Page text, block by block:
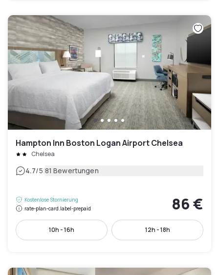
Hampton Inn Boston Logan Airport Chelsea
Chelsea
4.7/5|81 Bewertungen
Kostenlose Stornierung
rate-plan-card.label-prepaid
86 €
10h - 16h 12h - 18h